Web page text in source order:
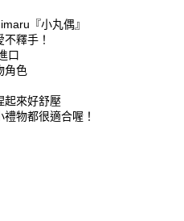
『小丸偶』
釋手！
口
角色
起來好舒壓
物都很適合喔！